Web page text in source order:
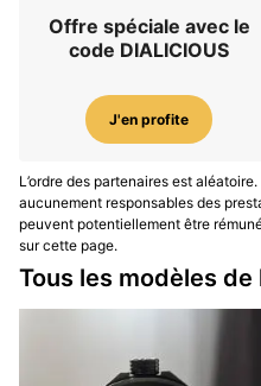
Offre spéciale avec le
code DIALICIOUS
J'en profite
L’ordre des partenaires est
aucunement responsables des
peuvent potentiellement être
sur cette page.
Tous les modèles